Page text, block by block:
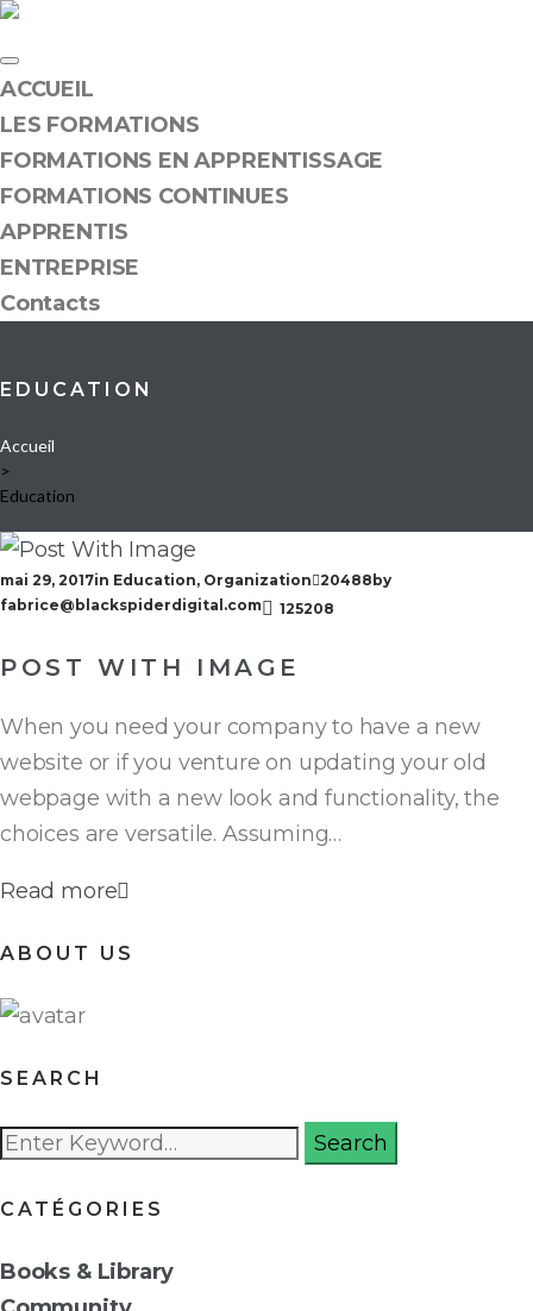
Skip
to
content
ACCUEIL
LES FORMATIONS
FORMATIONS EN APPRENTISSAGE
FORMATIONS CONTINUES
APPRENTIS
ENTREPRISE
Contacts
EDUCATION
Accueil
>
Education
CATÉGORIE :
EDUCATION
mai 29, 2017in Education, Organization 20488 by
fabrice@blackspiderdigital.com
125208
POST WITH IMAGE
When you need your company to have a new
website or if you venture on updating your old
webpage with a new look and functionality, the
choices are versatile. Assuming…
Read more
ABOUT US
SEARCH
Rechercher
Search
CATÉGORIES
Books & Library